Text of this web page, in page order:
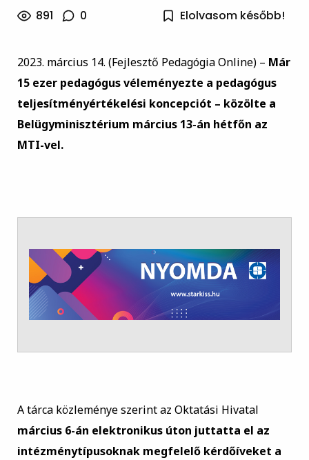
891 0 Elolvasom később!
2023. március 14. (Fejlesztő Pedagógia Online) – Már
15 ezer pedagógus véleményezte a pedagógus
teljesítményértékelési koncepciót – közölte a
Belügyminisztérium március 13-án hétfőn az
MTI-vel.
A tárca közleménye szerint az Oktatási Hivatal
március 6-án elektronikus úton juttatta el az
intézménytípusoknak megfelelő kérdőíveket a